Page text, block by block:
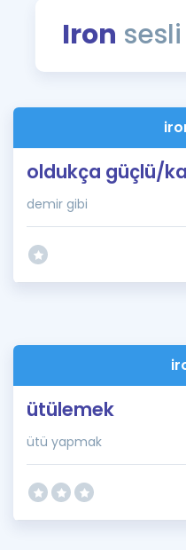
Blog
İngilizce Gramer
Iron
oldukça güçlü/
demir gibi
ütülemek
ütü yapmak